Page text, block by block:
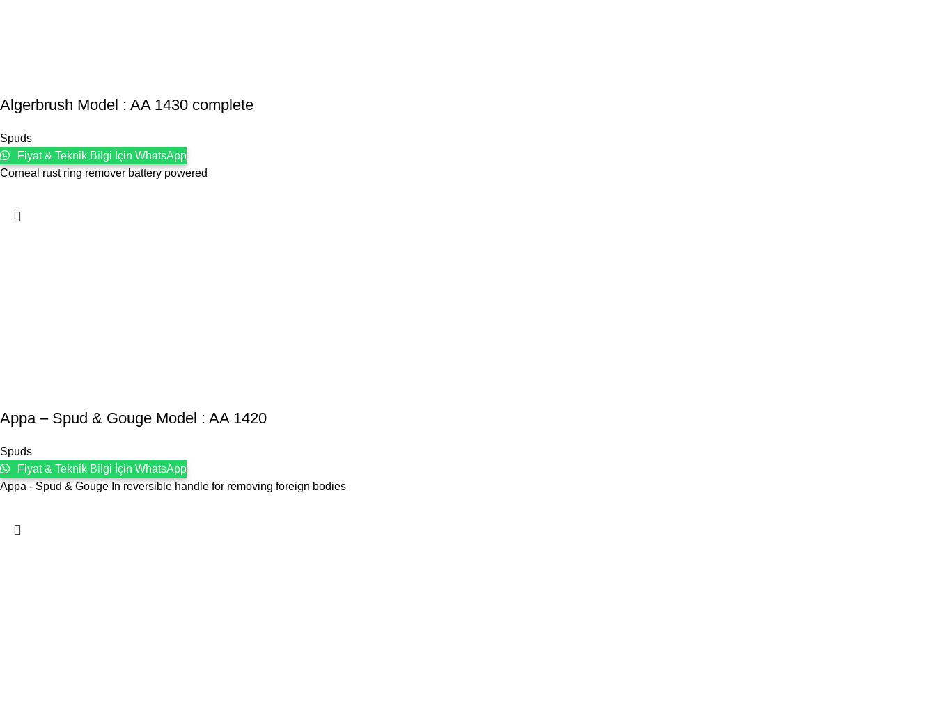
Algerbrush Model : AA 1430 complete
Spuds
Fiyat & Teknik Bilgi İçin WhatsApp
Corneal rust ring remover battery powered
Appa – Spud & Gouge Model : AA 1420
Spuds
Fiyat & Teknik Bilgi İçin WhatsApp
Appa - Spud & Gouge In reversible handle for removing foreign bodies